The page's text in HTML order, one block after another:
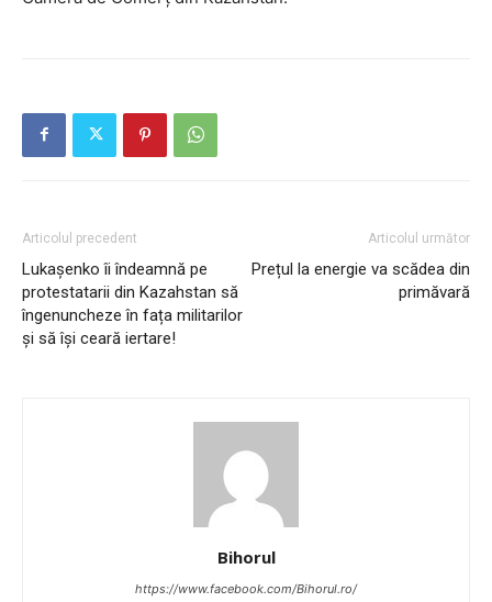
Articolul precedent
Lukașenko îi îndeamnă pe
protestatarii din Kazahstan să
îngenuncheze în fața militarilor
și să își ceară iertare!
Articolul următor
Prețul la energie va scădea din
primăvară
Bihorul
https://www.facebook.com/Bihorul.ro/